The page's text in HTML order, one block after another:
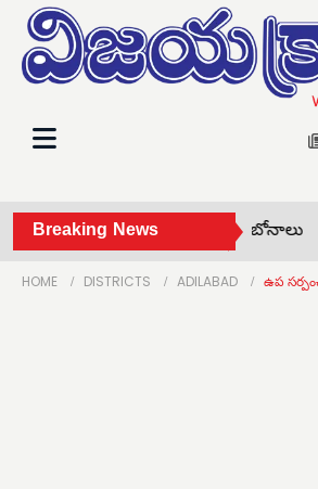
Breaking News
కొచ్చరి మైసమ్మ తల్లికి ఘనంగా బోనాలు •
HOME DISTRICTS ADILABAD ఉప